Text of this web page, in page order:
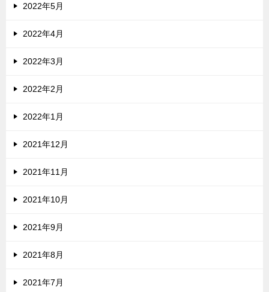
2022年5月
2022年4月
2022年3月
2022年2月
2022年1月
2021年12月
2021年11月
2021年10月
2021年9月
2021年8月
2021年7月